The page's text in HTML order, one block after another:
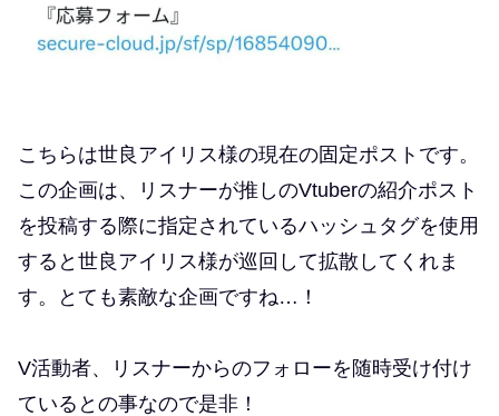
こちらは世良アイリス様の現在の固定ポストです。
この企画は、リスナーが推しのVtuberの紹介ポスト
を投稿する際に指定されているハッシュタグを使用
すると世良アイリス様が巡回して拡散してくれま
す。とても素敵な企画ですね…！
V活動者、リスナーからのフォローを随時受け付け
ているとの事なので是非！